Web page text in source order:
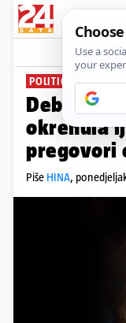
POLITIČKA
Debakl
okrenula
pregovori
Piše HINA,